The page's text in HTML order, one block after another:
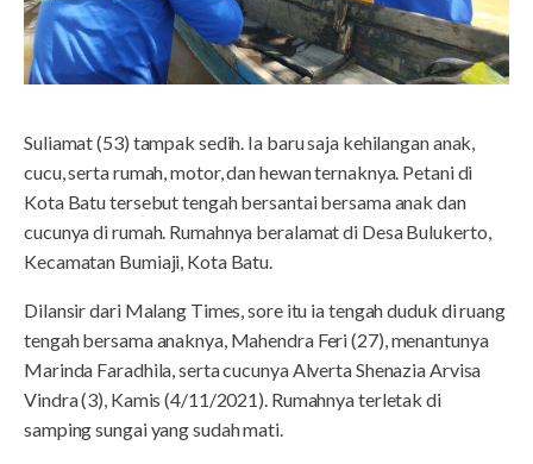
Suliamat (53) tampak sedih. Ia baru saja kehilangan anak,
cucu, serta rumah, motor, dan hewan ternaknya. Petani di
Kota Batu tersebut tengah bersantai bersama anak dan
cucunya di rumah. Rumahnya beralamat di Desa Bulukerto,
Kecamatan Bumiaji, Kota Batu.
Dilansir dari Malang Times, sore itu ia tengah duduk di ruang
tengah bersama anaknya, Mahendra Feri (27), menantunya
Marinda Faradhila, serta cucunya Alverta Shenazia Arvisa
Vindra (3), Kamis (4/11/2021). Rumahnya terletak di
samping sungai yang sudah mati.